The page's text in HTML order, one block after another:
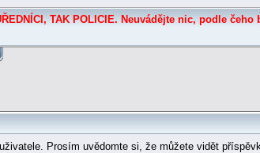
TAK POLICIE. Neuvádějte nic, podle
Prosím uvědomte si, že můžete vidět